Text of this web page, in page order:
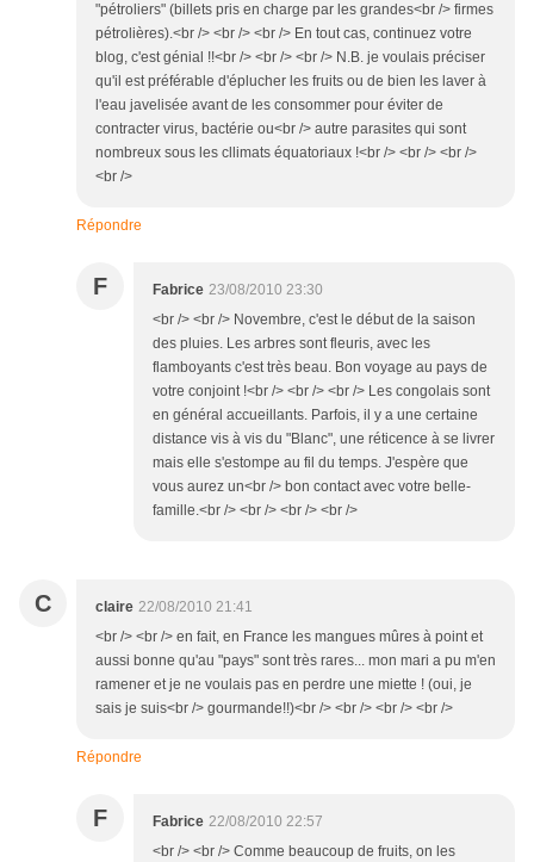
"pétroliers" (billets pris en charge par les grandes<br /> firmes
pétrolières).<br /> <br /> <br /> En tout cas, continuez votre
blog, c'est génial !!<br /> <br /> <br /> N.B. je voulais préciser
qu'il est préférable d'éplucher les fruits ou de bien les laver à
l'eau javelisée avant de les consommer pour éviter de
contracter virus, bactérie ou<br /> autre parasites qui sont
nombreux sous les cllimats équatoriaux !<br /> <br /> <br />
<br />
Répondre
F Fabrice 23/08/2010 23:30
<br /> <br /> Novembre, c'est le début de la saison
des pluies. Les arbres sont fleuris, avec les
flamboyants c'est très beau. Bon voyage au pays de
votre conjoint !<br /> <br /> <br /> Les congolais sont
en général accueillants. Parfois, il y a une certaine
distance vis à vis du "Blanc", une réticence à se livrer
mais elle s'estompe au fil du temps. J'espère que
vous aurez un<br /> bon contact avec votre belle-
famille.<br /> <br /> <br /> <br />
C claire 22/08/2010 21:41
<br /> <br /> en fait, en France les mangues mûres à point et
aussi bonne qu'au "pays" sont très rares... mon mari a pu m'en
ramener et je ne voulais pas en perdre une miette ! (oui, je
sais je suis<br /> gourmande!!)<br /> <br /> <br /> <br />
Répondre
F Fabrice 22/08/2010 22:57
<br /> <br /> Comme beaucoup de fruits, on les